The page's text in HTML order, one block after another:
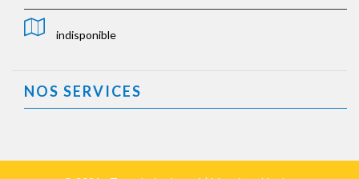
indisponible
NOS SERVICES